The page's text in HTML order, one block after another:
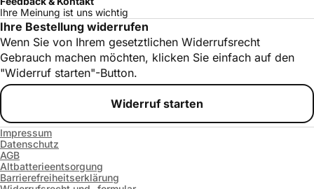
Ihre Meinung ist uns wichtig
Ihre Bestellung widerrufen
Wenn Sie von Ihrem gesetztlichen Widerrufsrecht
Gebrauch machen möchten, klicken Sie einfach auf den
"Widerruf starten"-Button.
Widerruf starten
Impressum
Datenschutz
AGB
Altbatterieentsorgung
Barrierefreiheitserklärung